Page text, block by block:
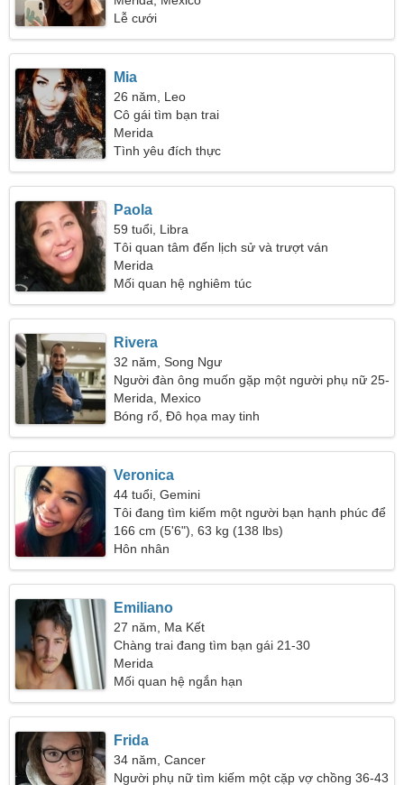
Lễ cưới
Mia
26 năm, Leo
Cô gái tìm bạn trai
Merida
Tình yêu đích thực
Paola
59 tuổi, Libra
Tôi quan tâm đến lịch sử và trượt ván
Merida
Mối quan hệ nghiêm túc
Rivera
32 năm, Song Ngư
Người đàn ông muốn gặp một người phụ nữ 25-
31
Merida, Mexico
Bóng rổ, Đô họa may tinh
Veronica
44 tuổi, Gemini
Tôi đang tìm kiếm một người bạn hạnh phúc để
gặp gỡ
166 cm (5'6"), 63 kg (138 lbs)
Hôn nhân
Emiliano
27 năm, Ma Kết
Chàng trai đang tìm bạn gái 21-30
Merida
Mối quan hệ ngắn hạn
Frida
34 năm, Cancer
Người phụ nữ tìm kiếm một cặp vợ chồng 36-43